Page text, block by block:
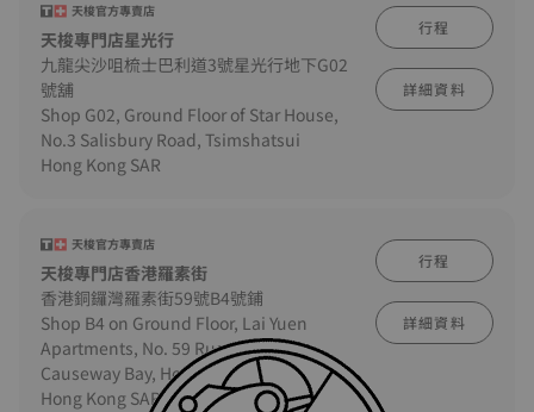
天梭官方專賣店
天梭專門店星光行
九龍尖沙咀梳士巴利道3號星光行地下G02
號舖
Shop G02, Ground Floor of Star House,
No.3 Salisbury Road, Tsimshatsui
Hong Kong SAR
行程
詳細資料
天梭官方專賣店
天梭專門店香港羅素街
香港銅鑼灣羅素街59號B4號鋪
Shop B4 on Ground Floor, Lai Yuen
Apartments, No. 59 Russell Street,
Causeway Bay, Hong Kong
Hong Kong SAR
行程
詳細資料